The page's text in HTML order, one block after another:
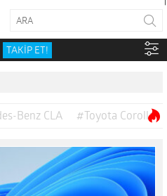
TAKİP ET!
Benz CLA #Toyota Corolla